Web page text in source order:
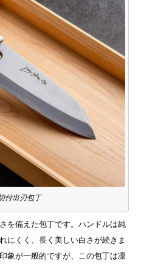
付出刃包丁
を備えた包丁です。ハンドルは純
にくく、長く美しい白さが続きま
象が一般的ですが、この包丁は凛